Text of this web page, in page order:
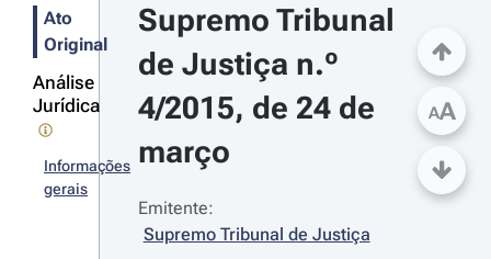
Ato
Original
Análise
Jurídica
Informações
gerais
Supremo Tribunal
de Justiça n.º
4/2015, de 24 de
março
Emitente:
Supremo Tribunal de Justiça
AA